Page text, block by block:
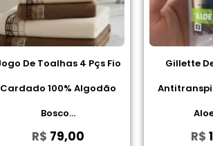
Gillette Desodorante
Antitranspirante em Gel
Aloe 45 g
R$ 10,84
R$